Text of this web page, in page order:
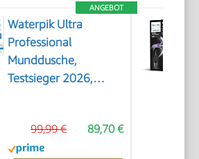
ANGEBOT
Waterpik Ultra
Professional
Munddusche,
Testsieger 2026,
Siegel, bis zu 99,9
Prozent Plaque
89,70 €
99,99 €